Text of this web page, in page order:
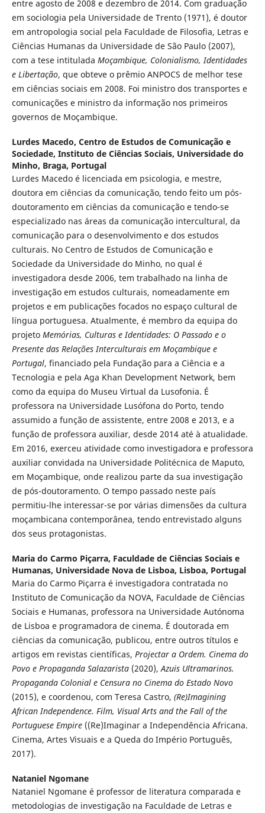
entre agosto de 2008 e dezembro de 2014. Com graduação
em sociologia pela Universidade de Trento (1971), é doutor
em antropologia social pela Faculdade de Filosofia, Letras e
Ciências Humanas da Universidade de São Paulo (2007),
com a tese intitulada Moçambique, Colonialismo, Identidades
e Libertação, que obteve o prêmio ANPOCS de melhor tese
em ciências sociais em 2008. Foi ministro dos transportes e
comunicações e ministro da informação nos primeiros
governos de Moçambique.
Lurdes Macedo, Centro de Estudos de Comunicação e
Sociedade, Instituto de Ciências Sociais, Universidade do
Minho, Braga, Portugal
Lurdes Macedo é licenciada em psicologia, e mestre,
doutora em ciências da comunicação, tendo feito um pós-
doutoramento em ciências da comunicação e tendo-se
especializado nas áreas da comunicação intercultural, da
comunicação para o desenvolvimento e dos estudos
culturais. No Centro de Estudos de Comunicação e
Sociedade da Universidade do Minho, no qual é
investigadora desde 2006, tem trabalhado na linha de
investigação em estudos culturais, nomeadamente em
projetos e em publicações focados no espaço cultural de
língua portuguesa. Atualmente, é membro da equipa do
projeto Memórias, Culturas e Identidades: O Passado e o
Presente das Relações Interculturais em Moçambique e
Portugal, financiado pela Fundação para a Ciência e a
Tecnologia e pela Aga Khan Development Network, bem
como da equipa do Museu Virtual da Lusofonia. É
professora na Universidade Lusófona do Porto, tendo
assumido a função de assistente, entre 2008 e 2013, e a
função de professora auxiliar, desde 2014 até à atualidade.
Em 2016, exerceu atividade como investigadora e professora
auxiliar convidada na Universidade Politécnica de Maputo,
em Moçambique, onde realizou parte da sua investigação
de pós-doutoramento. O tempo passado neste país
permitiu-lhe interessar-se por várias dimensões da cultura
moçambicana contemporânea, tendo entrevistado alguns
dos seus protagonistas.
Maria do Carmo Piçarra, Faculdade de Ciências Sociais e
Humanas, Universidade Nova de Lisboa, Lisboa, Portugal
Maria do Carmo Piçarra é investigadora contratada no
Instituto de Comunicação da NOVA, Faculdade de Ciências
Sociais e Humanas, professora na Universidade Autónoma
de Lisboa e programadora de cinema. É doutorada em
ciências da comunicação, publicou, entre outros títulos e
artigos em revistas científicas, Projectar a Ordem. Cinema do
Povo e Propaganda Salazarista(2020), Azuis Ultramarinos.
Propaganda Colonial e Censura no Cinema do Estado Novo
(2015), e coordenou, com Teresa Castro, (Re)Imagining
African Independence. Film, Visual Arts and the Fall of the
Portuguese Empire((Re)Imaginar a Independência Africana.
Cinema, Artes Visuais e a Queda do Império Português,
2017).
Nataniel Ngomane
Nataniel Ngomane é professor de literatura comparada e
metodologias de investigação na Faculdade de Letras e